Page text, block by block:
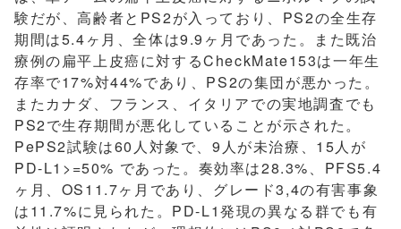
験だが、高齢者とPS2が入っており、PS2の全生存
期間は5.4ヶ月、全体は9.9ヶ月であった。また既治
療例の扁平上皮癌に対するCheckMate153は一年生
存率で17%対44%であり、PS2の集団が悪かった。
またカナダ、フランス、イタリアでの実地調査でも
PS2で生存期間が悪化していることが示された。
PePS2試験は60人対象で、9人が未治療、15人が
PD-L1>=50% であった。奏効率は28.3%、PFS5.4
ヶ月、OS11.7ヶ月であり、グレード3,4の有害事象
は11.7%に見られた。PD-L1発現の異なる群でも有